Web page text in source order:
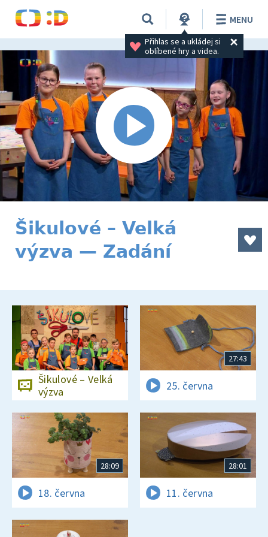
Přihlas se a ukládej si
oblíbené hry a videa.
MENU
Šikulové – Velká
výzva — Zadání
Šikulové – Velká
výzva
27:43
25. června
28:09
18. června
28:01
11. června